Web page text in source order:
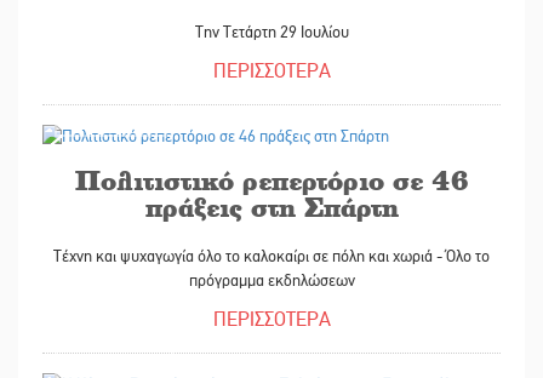
Την Τετάρτη 29 Ιουλίου
ΠΕΡΙΣΣΟΤΕΡΑ
Πολιτιστικό ρεπερτόριο σε 46
πράξεις στη Σπάρτη
Τέχνη και ψυχαγωγία όλο το καλοκαίρι σε πόλη και χωριά - Όλο το
πρόγραμμα εκδηλώσεων
ΠΕΡΙΣΣΟΤΕΡΑ